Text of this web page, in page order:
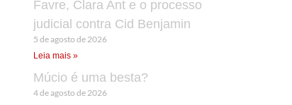
Favre, Clara Ant e o processo
judicial contra Cid Benjamin
5 de agosto de 2026
Leia mais »
Múcio é uma besta?
4 de agosto de 2026